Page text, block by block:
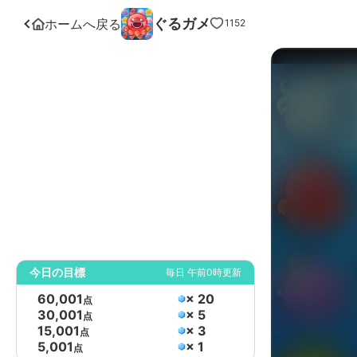
ホームへ戻る ぐるガメ 1152
今日の目標 毎日 午前0時更新
60,001 点
× 20
30,001 点
× 5
15,001 点
× 3
5,001 点 × 1